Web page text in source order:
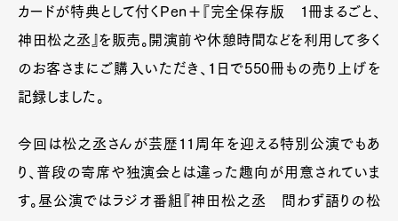
カードが特典として付くPen＋『完全保存版 1冊まるごと、
神田松之丞』を販売。開演前や休憩時間などを利用して多く
のお客さまにご購入いただき、１日で550冊もの売り上げを
記録しました。
今回は松之丞さんが芸歴11周年を迎える特別公演でもあ
り、普段の寄席や独演会とは違った趣向が用意されていま
す。昼公演ではラジオ番組『神田松之丞 問わず語りの松